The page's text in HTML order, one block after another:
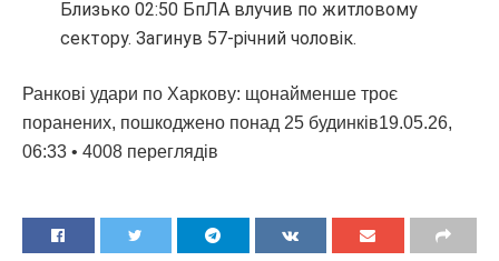
Близько 02:50 БпЛА влучив по житловому
сектору. Загинув 57-річний чоловік.
Ранкові удари по Харкову: щонайменше троє
поранених, пошкоджено понад 25 будинків19.05.26,
06:33 • 4008 переглядiв